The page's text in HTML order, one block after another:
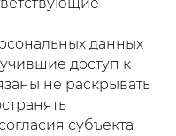
данных
доступ к
не раскрывать
субъекта